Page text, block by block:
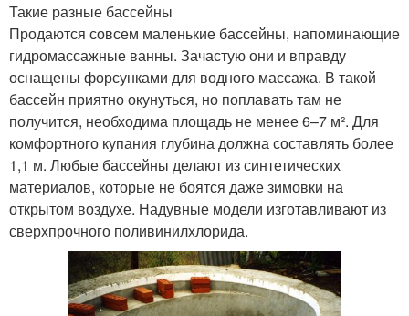
Бассейн на участке Монолитный бассейн
Железный бассейн
Стекловолоконный
бассейн
Пластиковый бассейн Открытые бассейны
Такие разные бассейны
Продаются совсем маленькие бассейны, напоминающие
гидро­массажные ванны. Зачастую они и вправду
оснащены форсунками для водного массажа. В такой
бассейн приятно окунуться, но поплавать там не
получится, необходима площадь не менее 6–7 м². Для
комфортного купания глубина должна составлять более
1,1 м. Любые бассейны делают из синтетических
материалов, которые не боятся даже зимовки на
открытом воздухе. Надувные модели изготавливают из
сверхпрочного поливинилхлорида.